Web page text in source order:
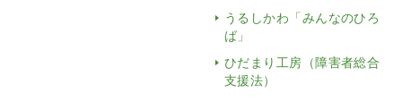
うるしかわ「みんなのひろ
ば」
ひだまり工房（障害者総合
支援法）